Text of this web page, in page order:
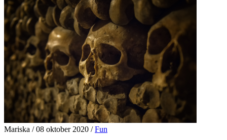
Mariska /08 oktober 2020 / Fun